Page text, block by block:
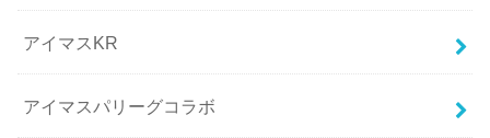
アイマスKR
アイマスパリーグコラボ